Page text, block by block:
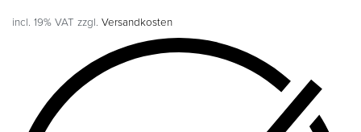
incl. 19% VAT zzgl. Versandkosten